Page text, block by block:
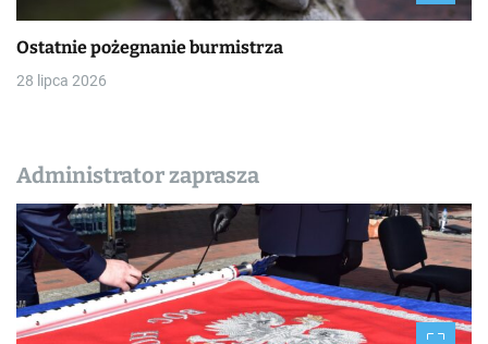
Ostatnie pożegnanie burmistrza
28 lipca 2026
Administrator zaprasza